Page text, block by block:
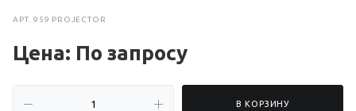
АРТ.959 PROJECTOR
Цена: По запросу
В КОРЗИНУ